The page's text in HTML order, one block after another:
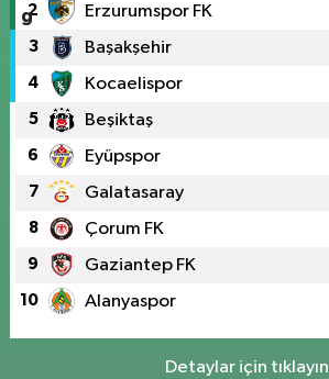
2 Erzurumspor FK
3 Başakşehir
4 Kocaelispor
5 Beşiktaş
6 Eyüpspor
7 Galatasaray
8 Çorum FK
9 Gaziantep FK
10 Alanyaspor
Detaylar için tıklayın